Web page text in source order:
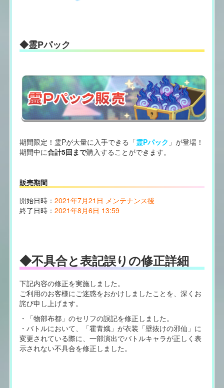
◆霊Pパック
期間限定！霊Pが大量に入手できる「霊Pパック 」が登場！
期間中に合計5回まで購入することができます。
販売期間
開始日時： 2021年7月21日 メンテナンス後
終了日時： 2021年8月6日 13:59
◆不具合と表記誤りの修正詳細
下記内容の修正を実施しました。
ご利用のお客様にご迷惑をおかけしましたことを、深くお
詫び申し上げます。
・「物部布都」のセリフの誤記を修正しました。
・バトルにおいて、「霍青娥」が衣装「壁抜けの邪仙」に
変更されている際に、一部演出でバトルキャラが正しく表
示されない不具合を修正しました。